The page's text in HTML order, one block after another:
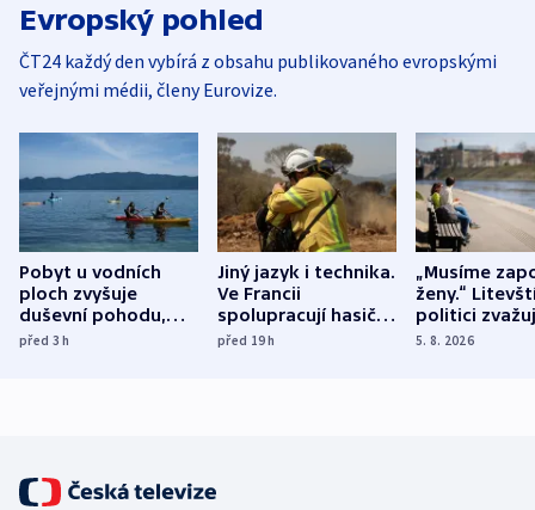
Evropský pohled
ČT24 každý den vybírá z obsahu publikovaného evropskými
veřejnými médii, členy Eurovize.
Pobyt u vodních
ploch zvyšuje
duševní pohodu,
ukázala
před 3h
Jiný jazyk i technika.
Ve Francii
spolupracují hasiči z
různých zemí
před 19h
„Musíme
ženy.“
politici
dohodu o
5. 8. 2026